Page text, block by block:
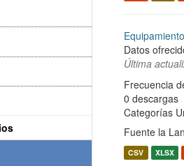
Datos
Última
Frecuencia
0 descargas
Categorías
Fuente la
CSV XLSX